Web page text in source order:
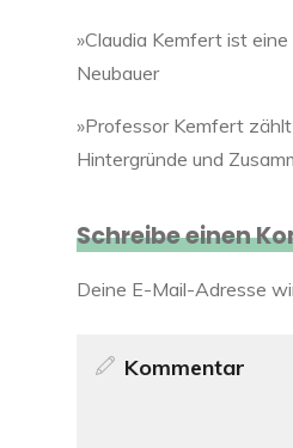
»Claudia Kemfert ist
Neubauer
»Professor Kemfert
Hintergründe und
Schreibe einen
Deine E-Mail-Adresse